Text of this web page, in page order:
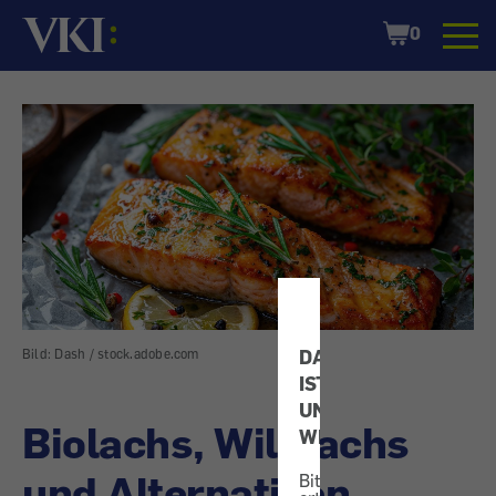
DATENSCHUTZ
IST
UNS
WICHTIG!
Bitte
Startseite
Shopping
Cart
0
Bild: Dash / stock.adobe.com
Biolachs, Wildlachs